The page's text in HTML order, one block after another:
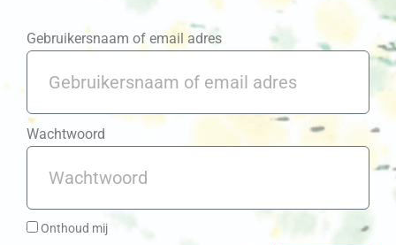
Gebruikersnaam of email adres
Wachtwoord
Onthoud mij